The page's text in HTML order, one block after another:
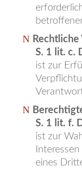
S. 1 lit. c.
ist zur
S. 1 lit. f.
ist zur
eines